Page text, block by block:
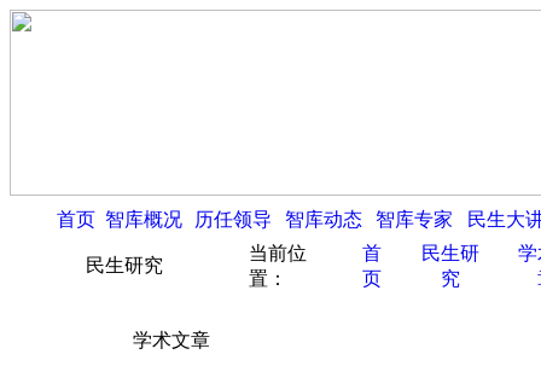
首页 智库概况 历任领导 智库动态 智库专家 民生大
民生研究
当前位
置：
首
页
民生研
究
学
学术文章